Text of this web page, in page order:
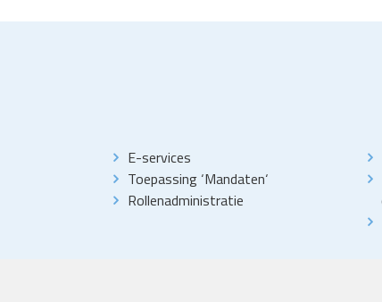
E-services
Toepassing ‘Mandaten‘
Rollenadministratie